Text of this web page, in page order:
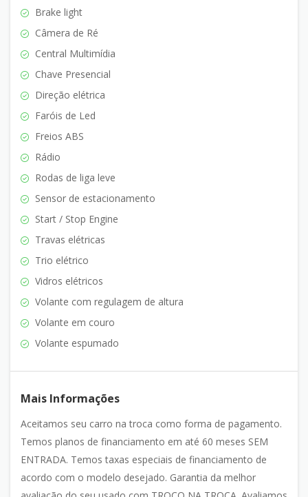
Brake light
Câmera de Ré
Central Multimídia
Chave Presencial
Direção elétrica
Faróis de Led
Freios ABS
Rádio
Rodas de liga leve
Sensor de estacionamento
Start / Stop Engine
Travas elétricas
Trio elétrico
Vidros elétricos
Volante com regulagem de altura
Volante em couro
Volante espumado
Mais Informações
Aceitamos seu carro na troca como forma de pagamento.
Temos planos de financiamento em até 60 meses SEM
ENTRADA. Temos taxas especiais de financiamento de
acordo com o modelo desejado. Garantia da melhor